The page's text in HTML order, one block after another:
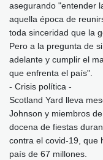
asegurando "entender
aquella época de
toda sinceridad que la
Pero a la pregunta de
adelante y cumplir el
que enfrenta el país".
- Crisis política -
Scotland Yard lleva
Johnson y miembros
docena de fiestas
contra el covid-19, que
país de 67 millones.